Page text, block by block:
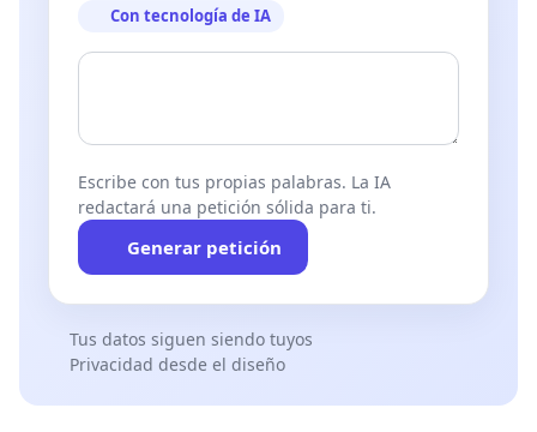
Con tecnología de IA
Escribe con tus propias palabras. La IA
redactará una petición sólida para ti.
Generar petición
Tus datos siguen siendo tuyos
Privacidad desde el diseño